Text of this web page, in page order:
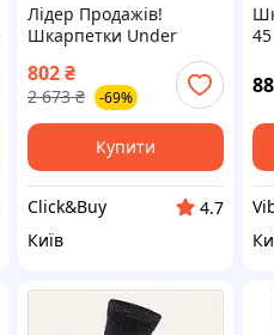
Лідер Продажів!
Шкарпетки Under
Armour 1379504-001
Performance Tech 3
пари Low чорний MD
(196883998111) -
802 ₴
2 673 ₴ -69%
Купити
Click&Buy
4.7
Київ
45
88